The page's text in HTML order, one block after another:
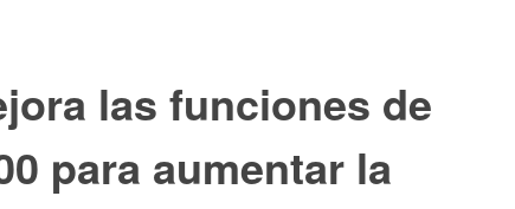
las funciones de
para aumentar la